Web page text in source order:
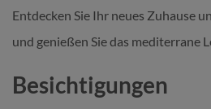
Entdecken Sie Ihr neues Zuhause
und genießen Sie das mediterrane
Besichtigungen